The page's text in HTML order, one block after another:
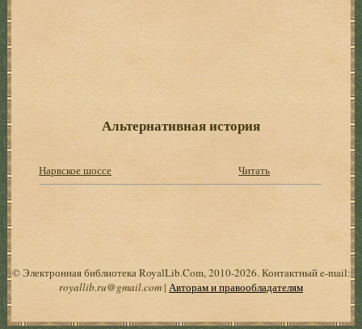
Альтернативная история
Нарвское шоссе Читать
© Электронная библиотека RoyalLib.Com, 2010-2026. Контактный e-mail:
royallib.ru@gmail.com| Авторам и правообладателям